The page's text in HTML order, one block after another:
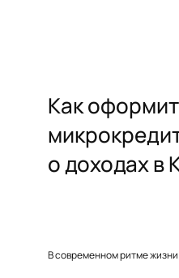
Как
о доходах в
В современном ритме